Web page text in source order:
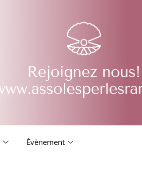
Évènement